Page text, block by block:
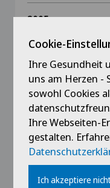
2005
1999 - 2002
Vorklinik
Freiburg
Cookie-
Ihre Gesundheit
uns am Herzen -
sowohl Cookies
Ihre Webseiten-
gestalten.
Ich akzeptiere